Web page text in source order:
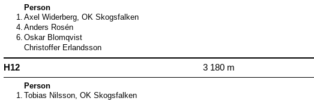
Person
1. Axel Widerberg, OK Skogsfalken
4. Anders Rosén
6. Oskar Blomqvist
Christoffer Erlandsson
H12 3 180 m
Person
1.
Tobias Nilsson, OK Skogsfalken